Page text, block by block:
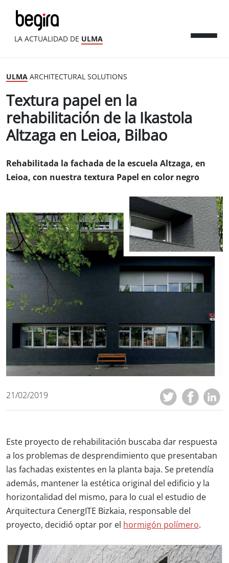
LA ACTUALIDAD DE ULMA
ULMA ARCHITECTURAL SOLUTIONS
Textura papel en la
rehabilitación de la Ikastola
Altzaga en Leioa, Bilbao
Rehabilitada la fachada de la escuela Altzaga, en
Leioa, con nuestra textura Papel en color negro
21/02/2019
Este proyecto de rehabilitación buscaba dar respuesta
a los problemas de desprendimiento que presentaban
las fachadas existentes en la planta baja. Se pretendía
además, mantener la estética original del edificio y la
horizontalidad del mismo, para lo cual el estudio de
Arquitectura CenergITE Bizkaia, responsable del
proyecto, decidió optar por el hormigón polímero.